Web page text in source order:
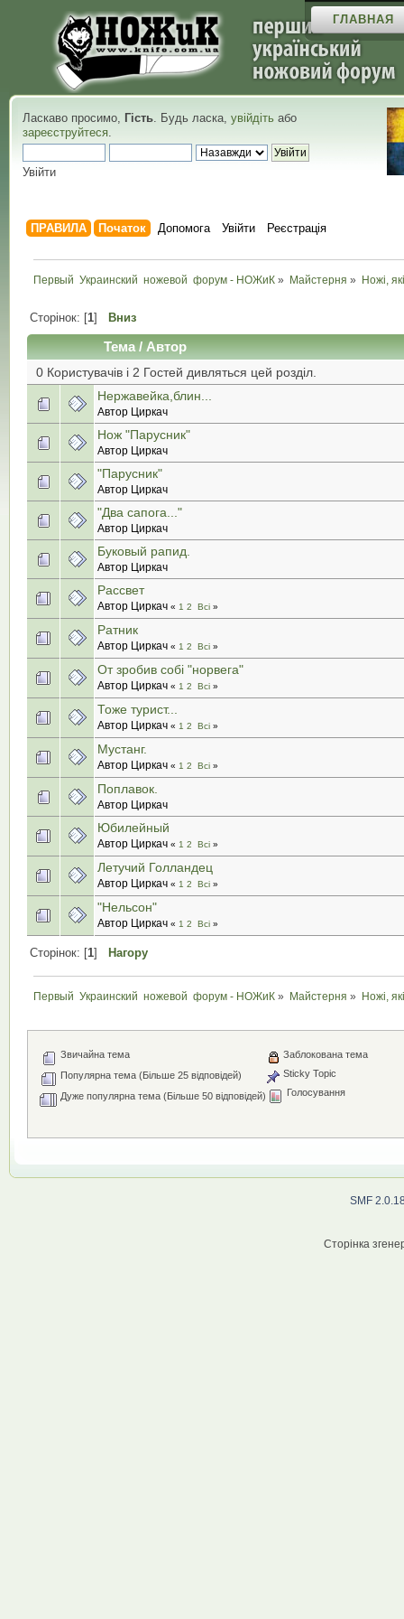
ГЛАВНАЯ
Ласкаво просимо, Гість. Будь ласка, увійдіть або
зареєструйтеся.
Увійти
ПРАВИЛА Початок Допомога Увійти Реєстрація
Первый  Украинский  ножевой  форум - НОЖиК » Майстерня » Ножі,
Сторінок: [1] Вниз
Тема/Автор
0 Користувачів і 2 Гостей дивляться цей розділ.
Нержавейка,блин...
Автор Циркач
Нож "Парусник"
Автор Циркач
"Парусник"
Автор Циркач
"Два сапога..."
Автор Циркач
Буковый рапид.
Автор Циркач
Рассвет
Автор Циркач « 1 2 Всі »
Ратник
Автор Циркач « 1 2 Всі »
От зробив собi "норвега"
Автор Циркач « 1 2 Всі »
Тоже турист...
Автор Циркач « 1 2 Всі »
Мустанг.
Автор Циркач « 1 2 Всі »
Поплавок.
Автор Циркач
Юбилейный
Автор Циркач « 1 2 Всі »
Летучий Голландец
Автор Циркач « 1 2 Всі »
"Нельсон"
Автор Циркач « 1 2 Всі »
Сторінок: [1] Нагору
Первый  Украинский  ножевой  форум - НОЖиК » Майстерня » Ножі,
Звичайна тема
Популярна тема (Більше 25 відповідей)
Дуже популярна тема (Більше 50 відповідей)
Заблокована тема
Sticky Topic
Голосування
SMF
Сторінка